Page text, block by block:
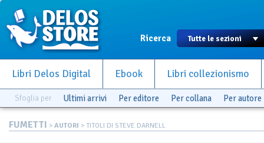
Ricerca
Libri Delos Digital Ebook Libri collezionismo
Sfoglia per Ultimi arrivi Per editore Per collana Per autore
FUMETTI > AUTORI > TITOLI DI STEVE DARNELL